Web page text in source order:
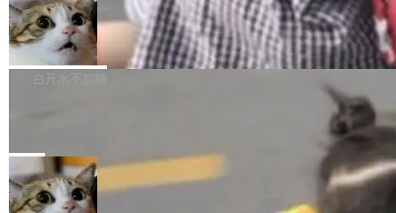
件，附了一封长信，要求 OpenAI 配合调查前苹
果员工带走机密信...
AI帮你干活，现在开启全新体验！ 温馨提示：
体验WorkBuddy鸿蒙PC版前，请将 HUAWEI M
atePad Edge 升级至 HarmonyOS 6.1.0.135S
P9 patch03及以上版本。 *升级路径：设置 > 搜
处理能力和硬件加速支持之外，还有一个特殊之
处：FFmpeg 9.0 的代号是“Lei”。 这个名字，
来自中国开发者雷霄骅（Lei Xiaohua）。 对于
很多中国音视频开发者而言，这个名字并不陌
“启蒙老师”。 而今年，恰好是雷霄骅离世十周
年。FFmpeg 社区最终选择用一个大版本的名
字，留下了这份纪念。 雷霄骅曾是中国传媒大学
亚马逊成本失控：AI 写代码烧掉 1215
万元，超预算 860%
外媒近日曝光了亚马逊的多份内部报告显示，AI
导致公司在多个项目上超支。《金融时报》报道
编写程序，目标是完成电商平台作者信息与商品
列表的数据匹配 —— 一项常规的数据处理任
务，最终却产生了 180 万美元的账单，实际支出
白开水不加糖
e CEO Clément Delangue 在 CNBC 的采访里
没有拐弯抹角。他说中国正在赢得 AI 竞赛，而
且按目前的速度，中国 AI 工具预计在今年底或
局
当 AI agent 把源码变成了最好的扩展系